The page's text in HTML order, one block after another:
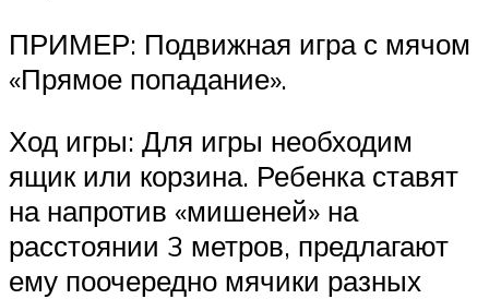
ПРИМЕР: Подвижная игра с мячом
«Прямое попадание».
Ход игры: Для игры необходим
ящик или корзина. Ребенка ставят
на напротив «мишеней» на
расстоянии 3 метров, предлагают
ему поочередно мячики разных